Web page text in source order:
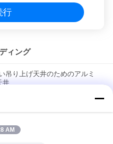
行
ィング
吊り上げ天井のためのアルミ
井
オーダーメイドアルミ金属コ
ルミニウム複合板 1220x2440
AM